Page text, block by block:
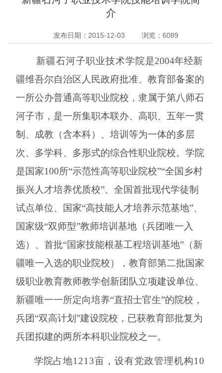
介
发布日期：2015-12-03 浏览： 6089
新疆石河子职业技术学院是2004年经新
疆维吾尔自治区人民政府批准、教育部备案的
一所公办普通高等职业院校，隶属于第八师石
河子市，是一所集职本联办、高职、五年一贯
制、成教（含本科）、培训等为一体的多层
次、多学科、多形式的综合性职业院校。学院
是国家100所“示范性高等职业院校”“全国乡村
振兴人才培养优质校”、全国首批现代学徒制
试点单位、国家“高技能人才培养示范基地”、
国家级“双师型”教师培训基地（兵团唯一入
选）、首批“国家技能根基工程培训基地”（新
疆唯一入选的职业院校），教育部第二批国家
级职业教育教师教学创新团队立项建设单位、
新疆唯一一所定向培养“直招士官生”的院校，
兵团“双高计划”建设院校， 已获教育部批复为
兵团拟建的两所本科职业院校之一。
学院占地1213亩，设有党政管理机构10